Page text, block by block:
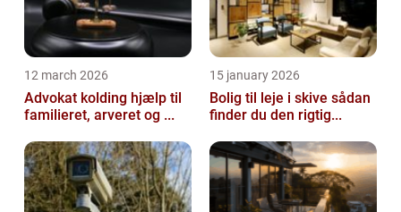
12 march 2026
Advokat kolding hjælp til
familieret, arveret og ...
15 january 2026
Bolig til leje i skive sådan
finder du den rigtig...